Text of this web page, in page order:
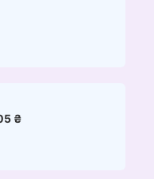
₴